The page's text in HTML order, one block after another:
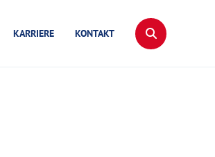
KARRIERE KONTAKT